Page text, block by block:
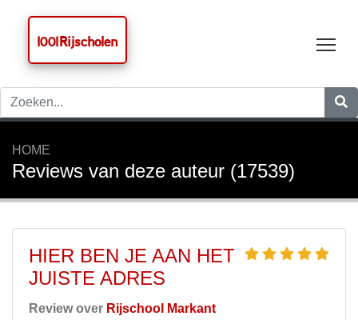
1001 Rijscholen
HOME
Reviews van deze auteur (17539)
HIER BEN JE AAN HET
JUISTE ADRES
Review over Rijschool Markant